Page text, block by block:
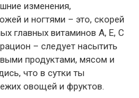
изменения,
и ногтями – это, скорей
главных витаминов А, Е, С
– следует насытить
продуктами, мясом и
что в сутки ты
овощей и фруктов.